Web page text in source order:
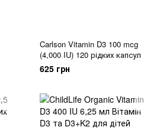
Carlson Vitamin D3 100 mcg
(4,000 IU) 120 рідких капсул
625 грн